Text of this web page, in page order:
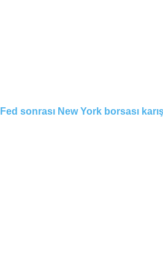
Fed sonrası New York borsası